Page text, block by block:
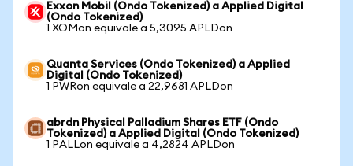
Exxon Mobil (Ondo Tokenized) a Applied Digital
(Ondo Tokenized)
1 XOMon equivale a 5,3095 APLDon
Quanta Services (Ondo Tokenized) a Applied
Digital (Ondo Tokenized)
1 PWRon equivale a 22,9681 APLDon
abrdn Physical Palladium Shares ETF (Ondo
Tokenized) a Applied Digital (Ondo Tokenized)
1 PALLon equivale a 4,2824 APLDon